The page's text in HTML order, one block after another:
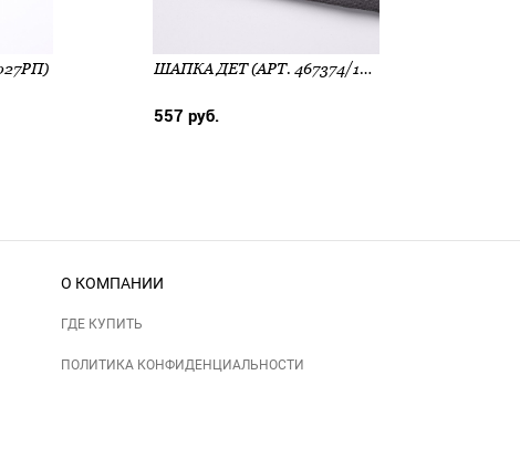
ШАПКА ДЕТ (АРТ. 467374/1РП)
557 руб.
О КОМПАНИИ
ГДЕ КУПИТЬ
ПОЛИТИКА КОНФИДЕНЦИАЛЬНОСТИ